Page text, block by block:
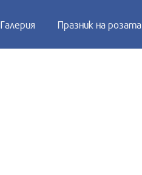
Галерия Празник на розата